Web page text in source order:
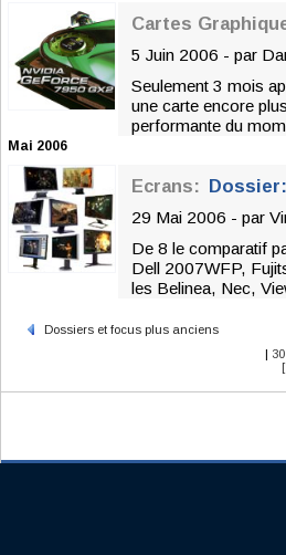
Cartes
5 Juin 2006 - par
Seulement 3 mois
une carte encore
performante du
Mai 2006
Ecrans:
29 Mai 2006 - par
De 8 le comparatif
Dell 2007WFP,
les Belinea, Nec,
Dossiers et focus plus anciens
| 30